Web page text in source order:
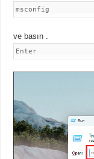
msconfig
ve basın .
Enter